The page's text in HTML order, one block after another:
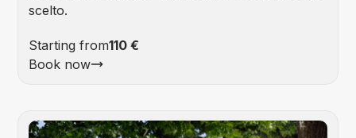
scelto.
Starting from110 €
Book now